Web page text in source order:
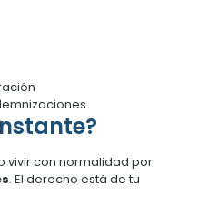
vivir con normalidad por
. El derecho está de tu